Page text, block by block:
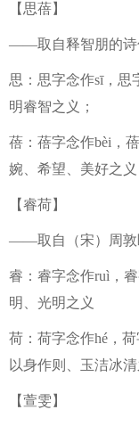
【思蓓】
——取自释智朋的诗
思：思字念作sī，思
明睿智之义；
蓓：蓓字念作bèi，
婉、希望、美好之义
【睿荷】
——取自（宋）周敦
睿：睿字念作ruì，
明、光明之义
荷：荷字念作hé，
以身作则、玉洁冰清
【萱雯】